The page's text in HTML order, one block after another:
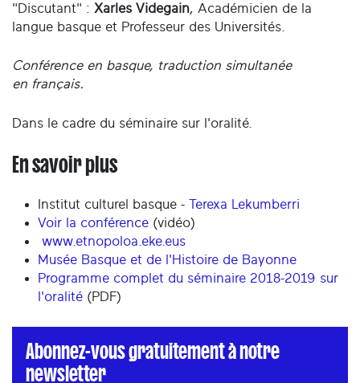
"Discutant" : Xarles Videgain, Académicien de la
langue basque et Professeur des Universités.
Conférence en basque, traduction simultanée
en français.
Dans le cadre du séminaire sur l'oralité.
En savoir plus
Institut culturel basque - Terexa Lekumberri
Voir la conférence (vidéo)
www.etnopoloa.eke.eus
Musée Basque et de l'Histoire de Bayonne
Programme complet du séminaire 2018-2019 sur
l'oralité (PDF)
Abonnez-vous gratuitement à notre
newsletter